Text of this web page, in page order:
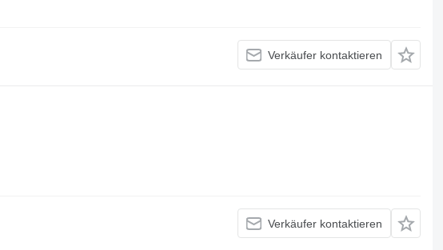
Verkäufer kontaktieren
Verkäufer kontaktieren